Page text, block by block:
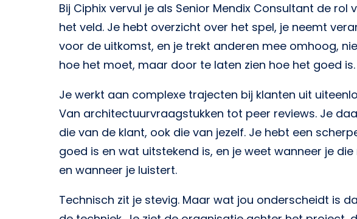
Bij Ciphix vervul je als Senior Mendix Consultant de rol
het veld. Je hebt overzicht over het spel, je neemt
voor de uitkomst, en je trekt anderen mee omhoog,
hoe het moet, maar door te laten zien hoe het goed is.
Je werkt aan complexe trajecten bij klanten uit
Van architectuurvraagstukken tot peer reviews. Je
die van de klant, ook die van jezelf. Je hebt een
goed is en wat uitstekend is, en je weet wanneer je
en wanneer je luistert.
Technisch zit je stevig. Maar wat jou onderscheidt is